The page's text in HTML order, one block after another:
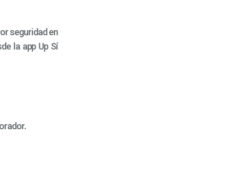
seguridad en
la app Up Sí